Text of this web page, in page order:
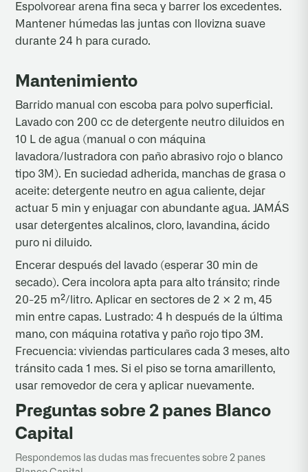
Espolvorear arena fina seca y barrer los excedentes.
Mantener húmedas las juntas con llovizna suave
durante 24 h para curado.
Mantenimiento
Barrido manual con escoba para polvo superficial.
Lavado con 200 cc de detergente neutro diluidos en
10 L de agua (manual o con máquina
lavadora/lustradora con paño abrasivo rojo o blanco
tipo 3M). En suciedad adherida, manchas de grasa o
aceite: detergente neutro en agua caliente, dejar
actuar 5 min y enjuagar con abundante agua. JAMÁS
usar detergentes alcalinos, cloro, lavandina, ácido
puro ni diluido.
Encerar después del lavado (esperar 30 min de
secado). Cera incolora apta para alto tránsito; rinde
20-25 m²/litro. Aplicar en sectores de 2 × 2 m, 45
min entre capas. Lustrado: 4 h después de la última
mano, con máquina rotativa y paño rojo tipo 3M.
Frecuencia: viviendas particulares cada 3 meses, alto
tránsito cada 1 mes. Si el piso se torna amarillento,
usar removedor de cera y aplicar nuevamente.
Preguntas sobre 2 panes Blanco
Capital
Respondemos las dudas mas frecuentes sobre 2 panes